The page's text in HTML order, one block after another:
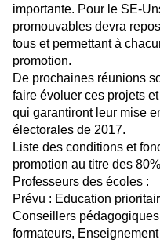
importante. Pour le SE-
promouvables devra
tous et permettant à
promotion.
De prochaines réunions
faire évoluer ces projets
qui garantiront leur mise
électorales de 2017.
Liste des conditions et
promotion au titre des
Professeurs des écoles :
Prévu : Education
Conseillers
formateurs,